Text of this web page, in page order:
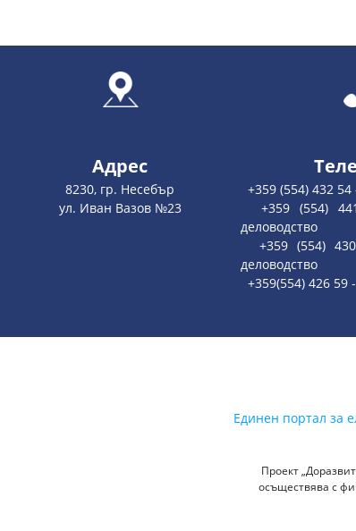
Адрес
8230, гр. Несебър
ул. Иван Вазов №23
+359 (554) 432
+359 (554)
деловодство
+359 (554)
деловодство
+359(554) 426 59
Единен портал за
Проект
осъществява с